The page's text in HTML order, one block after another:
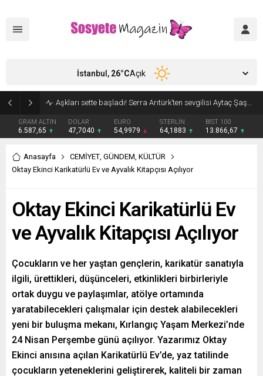
Aşkları sette başladı! Serra Arıtürk’ten sevgilisi Aytaç Şaşmaz’a romantik kutlama
GRAM ALTIN
6.587,65
DOLAR
47,7040
EURO
54,9979
STERLİN
64,1883
BIST 100
13.866,67
İstanbul, 26°CAçık
Anasayfa CEMİYET, GÜNDEM, KÜLTÜR
Oktay Ekinci Karikatürlü Ev ve Ayvalık Kitapçısı Açılıyor
Oktay Ekinci Karikatürlü Ev
ve Ayvalık Kitapçısı Açılıyor
Çocukların ve her yaştan gençlerin, karikatür sanatıyla
ilgili, ürettikleri, düşünceleri, etkinlikleri birbirleriyle
ortak duygu ve paylaşımlar, atölye ortamında
yaratabilecekleri çalışmalar için destek alabilecekleri
yeni bir buluşma mekanı, Kırlangıç Yaşam Merkezi’nde
24 Nisan Perşembe günü açılıyor. Yazarımız Oktay
Ekinci anısına açılan Karikatürlü Ev’de, yaz tatilinde
çocukların yeteneklerini geliştirerek, kaliteli bir zaman